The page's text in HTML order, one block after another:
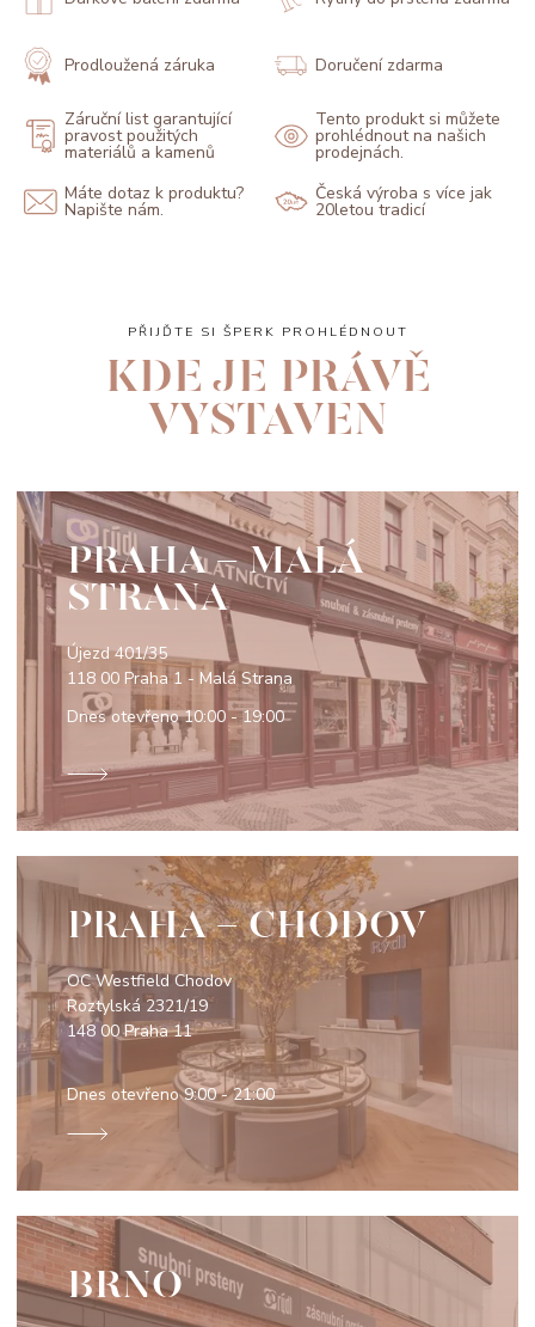
Prodloužená záruka Doručení zdarma
Záruční list garantující
pravost použitých
materiálů a kamenů
Tento produkt si můžete
prohlédnout na našich
prodejnách.
Máte dotaz k produktu?
Napište nám.
Česká výroba s více jak
20letou tradicí
PŘIJĎTE SI ŠPERK PROHLÉDNOUT
KDE JE PRÁVĚ
VYSTAVEN
PRAHA - MALÁ
STRANA
Újezd 401/35
118 00 Praha 1 - Malá Strana
Dnes otevřeno10:00 - 19:00
PRAHA - CHODOV
OC Westfield Chodov
Roztylská 2321/19
148 00 Praha 11
Dnes otevřeno9:00 - 21:00
BRNO